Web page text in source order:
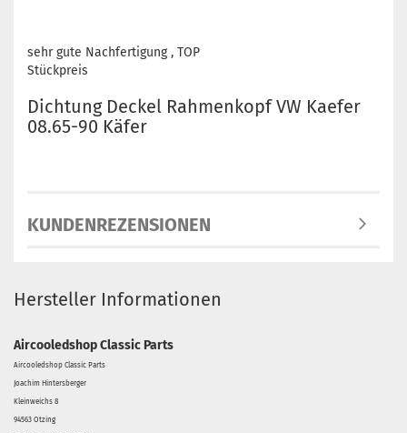
sehr gute Nachfertigung , TOP
Stückpreis
Dichtung Deckel Rahmenkopf VW Kaefer
08.65-90 Käfer
KUNDENREZENSIONEN
Hersteller Informationen
Aircooledshop Classic Parts
Aircooledshop Classic Parts
Joachim Hintersberger
Kleinweichs 8
94563 Otzing